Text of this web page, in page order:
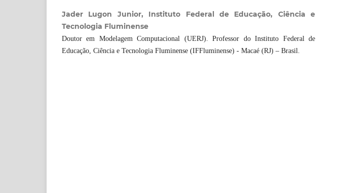
Jader Lugon Junior, Instituto Federal de Educação, Ciência e
Tecnologia Fluminense
Doutor em Modelagem Computacional (UERJ). Professor do Instituto Federal de
Educação, Ciência e Tecnologia Fluminense (IFFluminense) - Macaé (RJ) – Brasil.